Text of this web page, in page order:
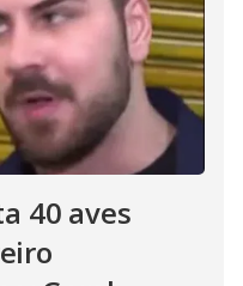
40 aves